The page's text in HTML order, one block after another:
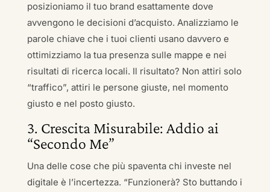
posizioniamo il tuo brand esattamente dove
avvengono le decisioni d’acquisto. Analizziamo le
parole chiave che i tuoi clienti usano davvero e
ottimizziamo la tua presenza sulle mappe e nei
risultati di ricerca locali. Il risultato? Non attiri solo
“traffico”, attiri le persone giuste, nel momento
giusto e nel posto giusto.
3. Crescita Misurabile: Addio ai
“Secondo Me”
Una delle cose che più spaventa chi investe nel
digitale è l’incertezza. “Funzionerà? Sto buttando i